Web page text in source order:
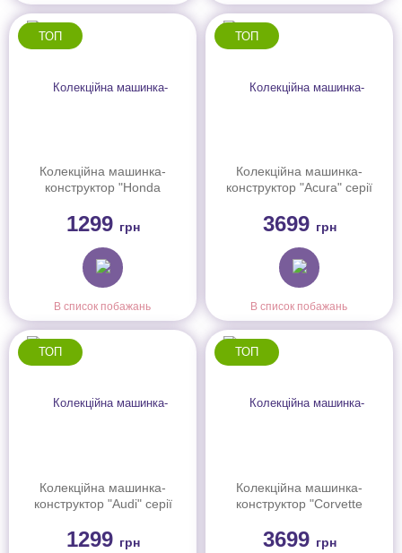
ТОП
Колекційна машинка-
конструктор "Honda
Mattel Brick Shop (JFR88)
1299 грн
В список побажань
ТОП
Колекційна машинка-
конструктор "Acura" серії
JFT17
3699 грн
В список побажань
ТОП
Колекційна машинка-
конструктор "Audi" серії
Shop, JGR28
1299 грн
ТОП
Колекційна машинка-
конструктор "Corvette
Mattel Brick Shop, JGR31
3699 грн